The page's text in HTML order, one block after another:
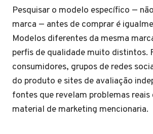
Pesquisar o modelo específico —
marca — antes de comprar é
Modelos diferentes da mesma
perfis de qualidade muito distintos.
consumidores, grupos de redes
do produto e sites de avaliação
fontes que revelam problemas reais
material de marketing mencionaria.